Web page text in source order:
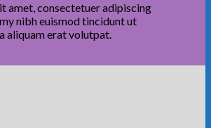
amet, consectetuer adipiscing
nibh euismod tincidunt ut
aliquam erat volutpat.